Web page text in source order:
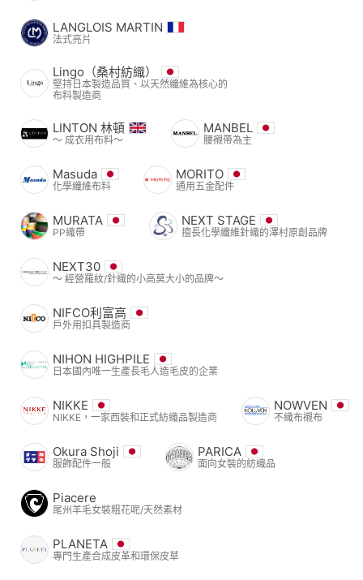
LANGLOIS MARTIN
法式亮片
Lingo（桑村紡織）
堅持日本製造品質、以天然纖維為核心的
布料製造商
LINTON 林頓
〜 成衣用布料〜
MANBEL
腰襯帶為主
Masuda
化學纖維布料
MORITO
通用五金配件
MURATA
PP織帶
NEXT STAGE
擅長化學纖維針織的澤村原創品牌
NEXT30
〜 經營羅紋/針織的小高莫大小的品牌〜
NIFCO利富高
戶外用扣具製造商
NIHON HIGHPILE
日本國內唯一生產長毛人造毛皮的企業
NIKKE
NIKKE，一家西裝和正式紡織品製造商
NOWVEN
不織布襯布
Okura Shoji
服飾配件一般
PARICA
面向女裝的紡織品
Piacere
尾州羊毛女裝粗花呢/天然素材
PLANETA
專門生產合成皮革和環保皮草